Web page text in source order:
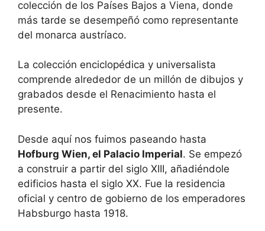
colección de los Países Bajos a Viena, donde
más tarde se desempeñó como representante
del monarca austríaco.
La colección enciclopédica y universalista
comprende alrededor de un millón de dibujos y
grabados desde el Renacimiento hasta el
presente.
Desde aquí nos fuimos paseando hasta
Hofburg Wien, el Palacio Imperial. Se empezó
a construir a partir del siglo XIII, añadiéndole
edificios hasta el siglo XX. Fue la residencia
oficial y centro de gobierno de los emperadores
Habsburgo hasta 1918.